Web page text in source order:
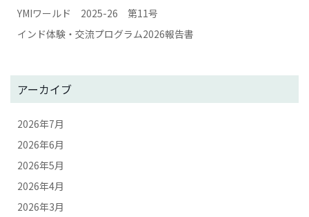
YMIワールド 2025-26 第11号
インド体験・交流プログラム2026報告書
アーカイブ
2026年7月
2026年6月
2026年5月
2026年4月
2026年3月